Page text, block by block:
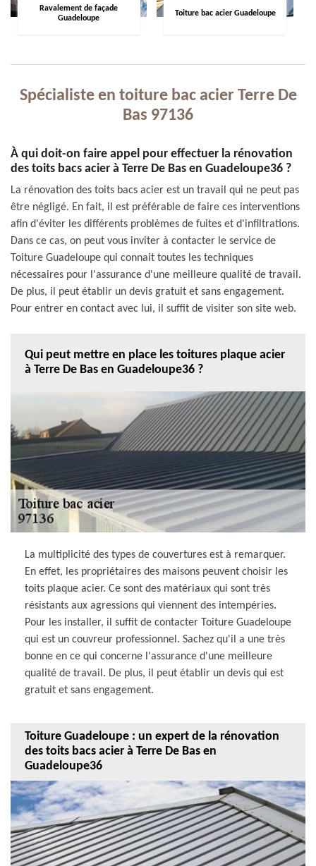
Ravalement de façade
Guadeloupe
Toiture bac acier Guadeloupe
Spécialiste en toiture bac acier Terre De
Bas 97136
À qui doit-on faire appel pour effectuer la rénovation
des toits bacs acier à Terre De Bas en Guadeloupe36 ?
La rénovation des toits bacs acier est un travail qui ne peut pas
être négligé. En fait, il est préférable de faire ces interventions
afin d'éviter les différents problèmes de fuites et d'infiltrations.
Dans ce cas, on peut vous inviter à contacter le service de
Toiture Guadeloupe qui connait toutes les techniques
nécessaires pour l'assurance d'une meilleure qualité de travail.
De plus, il peut établir un devis gratuit et sans engagement.
Pour entrer en contact avec lui, il suffit de visiter son site web.
Qui peut mettre en place les toitures plaque acier
à Terre De Bas en Guadeloupe36 ?
La multiplicité des types de couvertures est à remarquer.
En effet, les propriétaires des maisons peuvent choisir les
toits plaque acier. Ce sont des matériaux qui sont très
résistants aux agressions qui viennent des intempéries.
Pour les installer, il suffit de contacter Toiture Guadeloupe
qui est un couvreur professionnel. Sachez qu'il a une très
bonne en ce qui concerne l'assurance d'une meilleure
qualité de travail. De plus, il peut établir un devis qui est
gratuit et sans engagement.
Toiture Guadeloupe : un expert de la rénovation
des toits bacs acier à Terre De Bas en
Guadeloupe36